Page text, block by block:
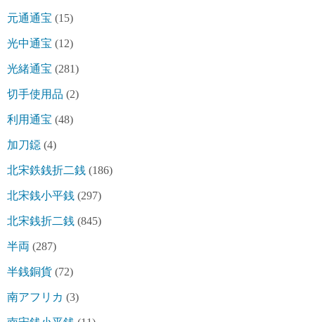
元通通宝 (15)
光中通宝 (12)
光緒通宝 (281)
切手使用品 (2)
利用通宝 (48)
加刀鐚 (4)
北宋鉄銭折二銭 (186)
北宋銭小平銭 (297)
北宋銭折二銭 (845)
半両 (287)
半銭銅貨 (72)
南アフリカ (3)